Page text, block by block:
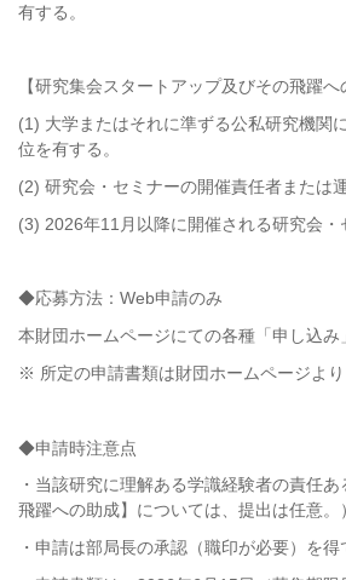
有する。
【研究集会スタートアップ及びその飛躍へ
(1) 大学またはそれに準ずる公私研究機関
位を有する。
(2) 研究会・セミナーの開催責任者または
(3) 2026年11月以降に開催される研究会・
◆応募方法：Web申請のみ
本財団ホームページにての各種「申し込
※ 所定の申請書類は財団ホームページより
◆申請時注意点
・当該研究に理解ある学識経験者の責任
飛躍への助成】については、提出は任意。）
・申請は部局長の承認（職印が必要）を